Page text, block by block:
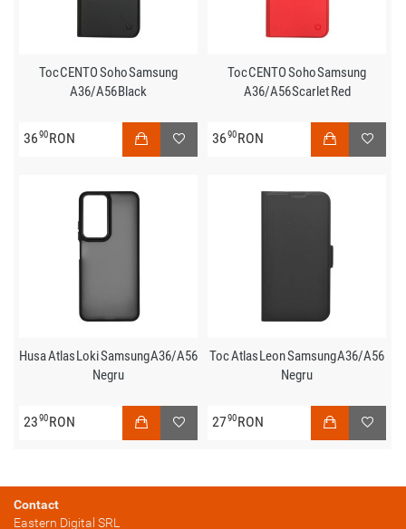
Toc CENTO Soho Samsung
A36/A56 Black
3690RON
Toc CENTO Soho Samsung
A36/A56 Scarlet Red
3690RON
Husa Atlas Loki Samsung A36/A56
Negru
2390RON
Toc Atlas Leon Samsung A36/A56
Negru
2790RON
Contact
Eastern Digital SRL